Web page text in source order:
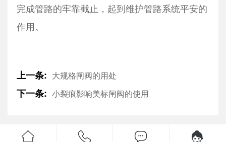
完成管路的牢靠截止，起到维护管路系统平安的
作用。
上一条: 大规格闸阀的用处
下一条: 小裂痕影响美标闸阀的使用